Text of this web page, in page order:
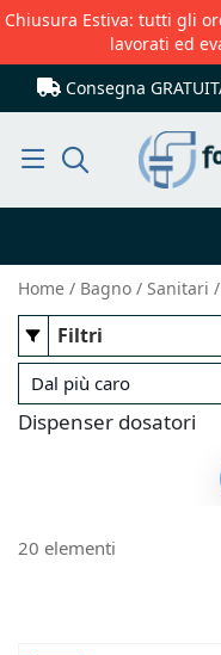
Chiusura Estiva: tutti gli
lavorati ed
Consegna
Home Bagno Sanitari
Dispenser dosatori
20 elementi
Filtri